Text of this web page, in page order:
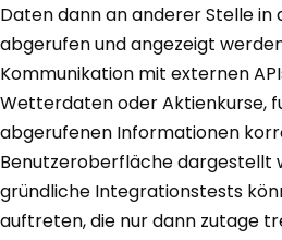
Daten dann an anderer Stelle
abgerufen und angezeigt
Kommunikation mit externen
Wetterdaten oder Aktienkurse,
abgerufenen Informationen
Benutzeroberfläche dargestellt
gründliche Integrationstests
auftreten, die nur dann zutage